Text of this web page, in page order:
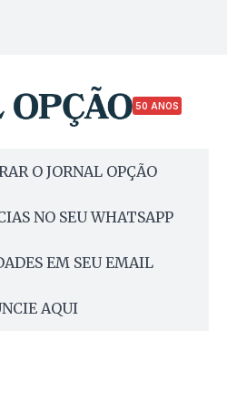
50 ANOS
O JORNAL OPÇÃO
NO SEU WHATSAPP
EM SEU EMAIL
AQUI